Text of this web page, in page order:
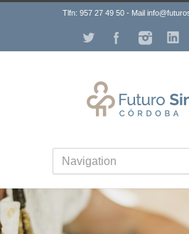
Tlfn: 957 27 49 50 - Mail